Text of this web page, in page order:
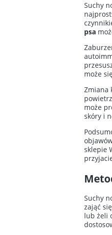
Suchy
psa
może
Zmiana
może
skóry i
sklepie
Suchy
zająć
lub żeli